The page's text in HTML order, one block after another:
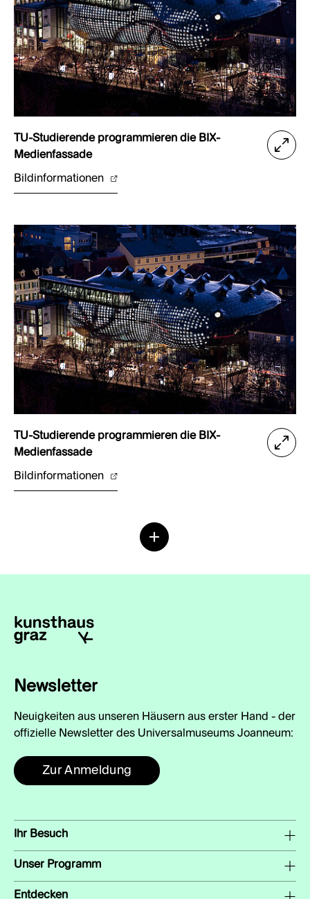
TU-Studierende programmieren die BIX-
Medienfassade
Bildinformationen
TU-Studierende programmieren die BIX-
Medienfassade
Bildinformationen
Newsletter
Neuigkeiten aus unseren Häusern aus erster Hand - der
offizielle Newsletter des Universalmuseums Joanneum:
Zur Anmeldung
Ihr Besuch
Unser Programm
Entdecken